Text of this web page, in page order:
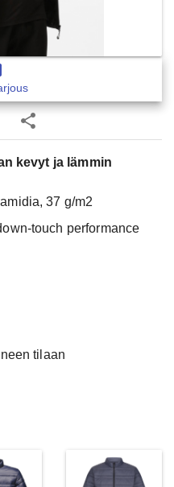
share
kevyt ja lämmin
37 g/m2
touch performance
tilaan